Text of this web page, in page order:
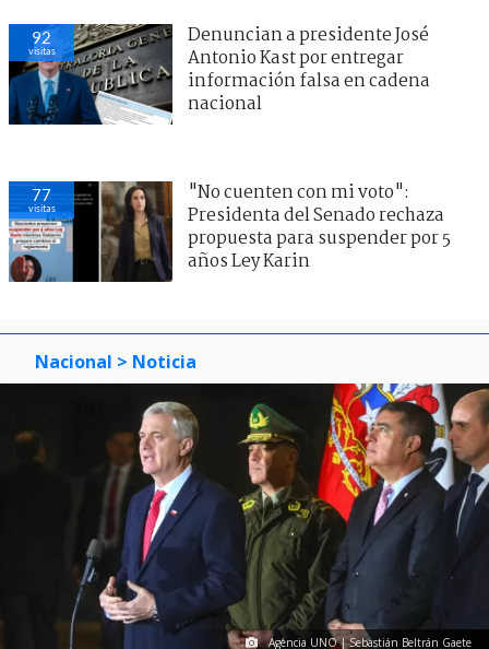
92
visitas
Denuncian a presidente José
Antonio Kast por entregar
información falsa en cadena
nacional
77
visitas
"No cuenten con mi voto":
Presidenta del Senado rechaza
propuesta para suspender por 5
años Ley Karin
Nacional > Noticia
Agencia UNO | Sebastián Beltrán Gaete